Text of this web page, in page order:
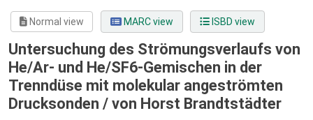
Normal view MARC view ISBD view
Untersuchung des Strömungsverlaufs von
He/Ar- und He/SF6-Gemischen in der
Trenndüse mit molekular angeströmten
Drucksonden / von Horst Brandtstädter